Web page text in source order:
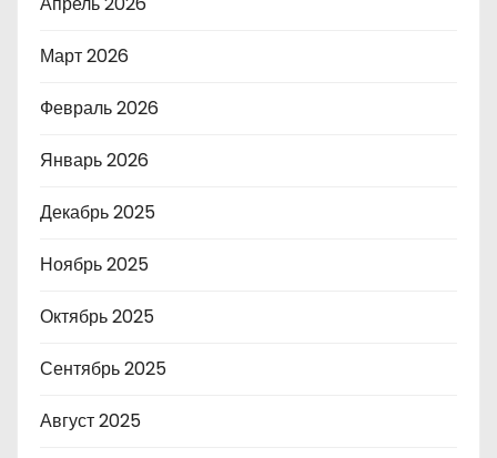
Март 2026
Февраль 2026
Январь 2026
Декабрь 2025
Ноябрь 2025
Октябрь 2025
Сентябрь 2025
Август 2025